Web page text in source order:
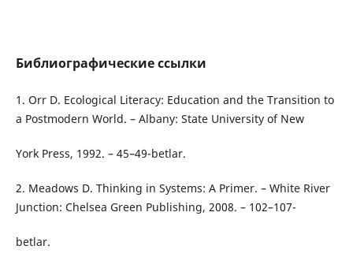
Библиографические ссылки
1. Orr D. Ecological Literacy: Education and the Transition to
a Postmodern World. – Albany: State University of New
York Press, 1992. – 45–49-betlar.
2. Meadows D. Thinking in Systems: A Primer. – White River
Junction: Chelsea Green Publishing, 2008. – 102–107-
betlar.